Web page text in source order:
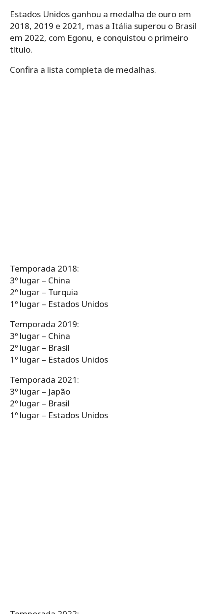
Estados Unidos ganhou a medalha de ouro em
2018, 2019 e 2021, mas a Itália superou o Brasil
em 2022, com Egonu, e conquistou o primeiro
título.
Confira a lista completa de medalhas.
Temporada 2018:
3º lugar – China
2º lugar – Turquia
1º lugar – Estados Unidos
Temporada 2019:
3º lugar – China
2º lugar – Brasil
1º lugar – Estados Unidos
Temporada 2021:
3º lugar – Japão
2º lugar – Brasil
1º lugar – Estados Unidos